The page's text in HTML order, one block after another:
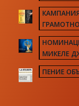
МИКЕЛЕ
ПЕНИЕ